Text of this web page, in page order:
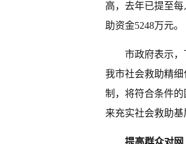
高，去年已提至
助资金5248万元。
市政府表示
我市社会救助精
制，将符合条件
来充实社会救助
提高群众对